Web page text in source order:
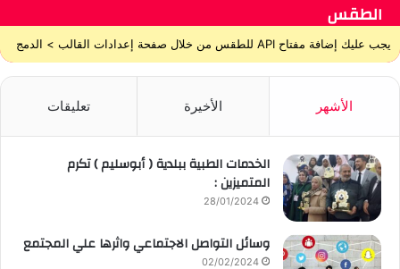
الطقس
يجب عليك إضافة مفتاح API للطقس من خلال صفحة إعدادات القالب > الدمج
الأشهر الأخيرة تعليقات
الخدمات الطبية ببلدية ( أبوسليم ) تكرم
المتميزين :
28/01/2024
وسائل التواصل الاجتماعي واثرها علي المجتمع
02/02/2024